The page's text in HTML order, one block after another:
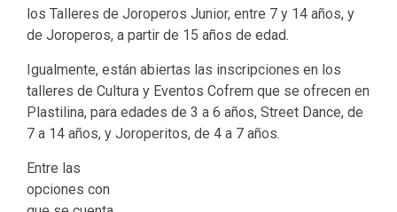
los Talleres de Joroperos Junior, entre 7 y 14 años, y
de Joroperos, a partir de 15 años de edad.
Igualmente, están abiertas las inscripciones en los
talleres de Cultura y Eventos Cofrem que se ofrecen en
Plastilina, para edades de 3 a 6 años, Street Dance, de
7 a 14 años, y Joroperitos, de 4 a 7 años.
Entre las
opciones con